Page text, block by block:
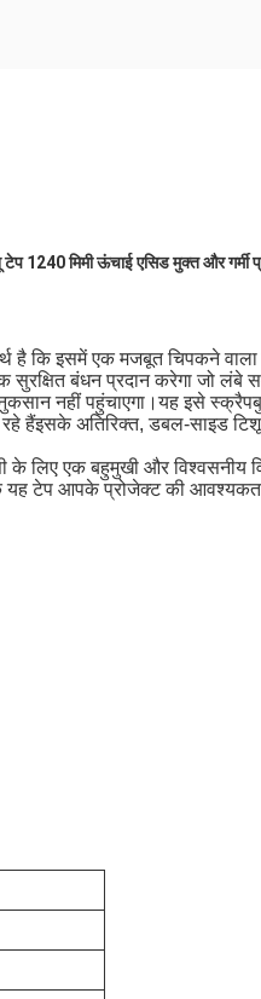
मिमी ऊंचाई एसिड मुक्त और गर्मी
है कि इसमें एक मजबूत चिपकने
बंधन प्रदान करेगा जो लंबे
नहीं पहुंचाएगा।यह इसे
अतिरिक्त, डबल-साइड टिशू
एक बहुमुखी और विश्वसनीय
टेप आपके प्रोजेक्ट की